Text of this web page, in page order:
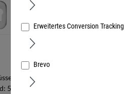
Produkttyp (Hersteller):
50 mm; Material
Erweitertes Conversion Tracking
Brevo